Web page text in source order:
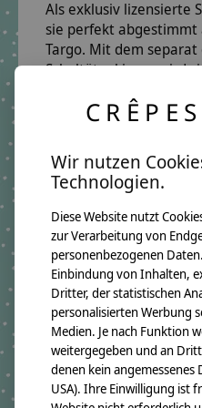
Als exklusiv lizensierte
sie perfekt abgestimmt
Targo. Mit dem
Schultütenkissenwird
Freude bereitet.
kräftig, lebendig und
Perfekt für die
personalisierte
handgefertigt in Köln
erhältlich!
Produktangaben:
Schultüte Dino Targo
GTIN:4250608120778
Bezugsmaß:
Höhe ca.100cm
Rohlingmaß:
Wir nutzen
Technologien.
Diese Website nutzt
zur Verarbeitung von
personenbezogenen
Einbindung von Inhalten,
Dritter, der statistischen
personalisierten Werbung
Medien. Je nach Funktion
weitergegeben und an
denen kein
USA). Ihre Einwilligung ist